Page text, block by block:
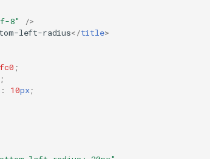
8"
/>
left-radius</title>
;
;
: 10px;